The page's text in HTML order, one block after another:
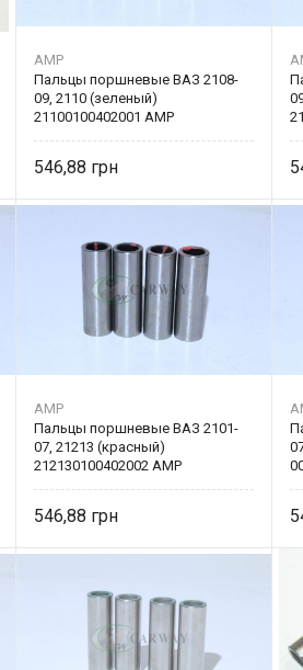
AMP
Пальцы поршневые ВАЗ 2108-
09, 2110 (зеленый)
21100100402001 AMP
546,88
AMP
Пальцы поршневые ВАЗ 2101-
07, 21213 (красный)
212130100402002 AMP
546,88